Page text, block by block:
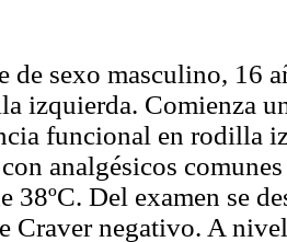
de sexo masculino, 16
izquierda. Comienza
funcional en rodilla
analgésicos
38ºC. Del examen se
Craver negativo. A